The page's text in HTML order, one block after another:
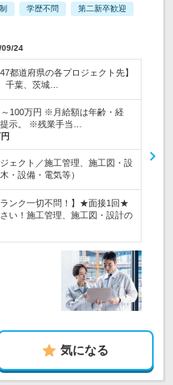
学歴不問 第二新卒歓迎
09/24
都道府県の各プロジェクト先】
千葉、茨城…
～100万円 ※月給額は年齢・経
示。 ※残業手当…
ェクト／施工管理、施工図・設
・設備・電気等）
ランク一切不問！】★面接1回★
い！施工管理、施工図・設計の
気になる